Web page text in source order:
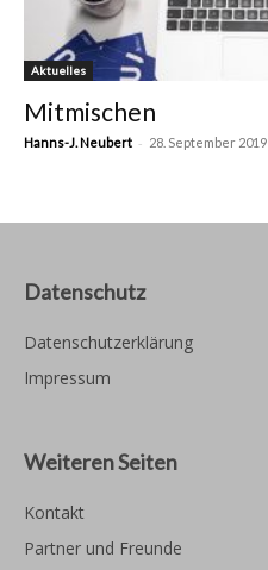
Aktuelles
Mitmischen
Hanns-J. Neubert - 28. September 2019
Datenschutz
Datenschutzerklärung
Impressum
Weiteren Seiten
Kontakt
Partner und Freunde